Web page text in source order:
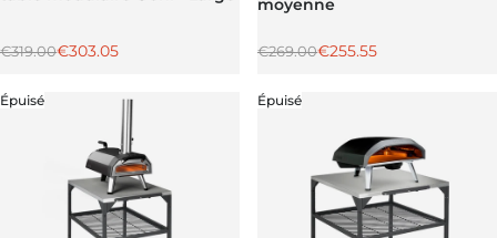
Prix régulier
€319.00Prix promotionnel
€303.05
moyenne
Prix régulier
€269.00Prix promotionnel
€255.55
Épuisé Épuisé